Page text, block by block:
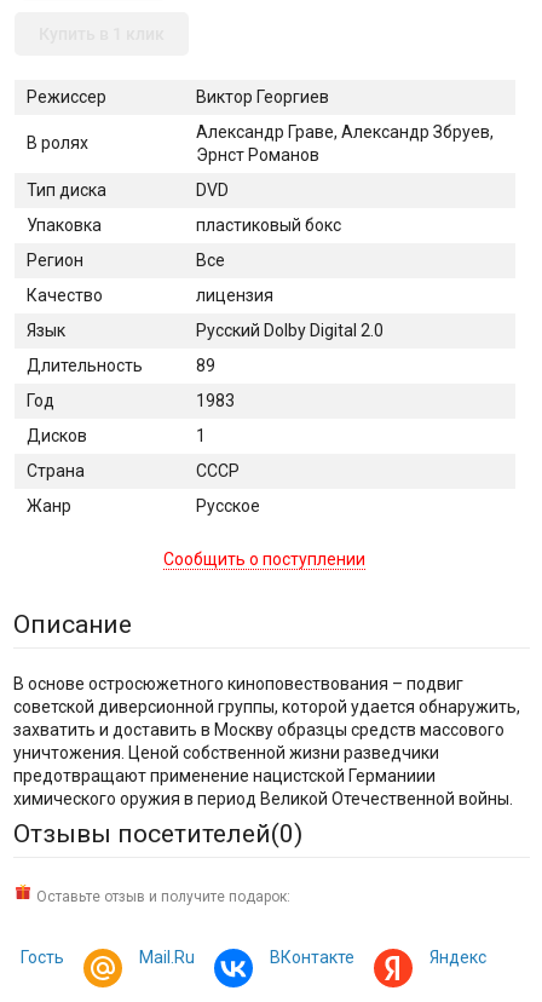
Режиссер Виктор Георгиев
В ролях
Александр Граве, Александр Збруев,
Эрнст Романов
Тип диска
DVD
Упаковка
пластиковый бокс
Регион
Все
Качество
лицензия
Язык
Русский Dolby Digital 2.0
Длительность
89
Год
1983
Дисков
1
Страна
СССР
Жанр
Русское
Сообщить о поступлении
Описание
В основе остросюжетного киноповествования – подвиг
советской диверсионной группы, которой удается обнаружить,
захватить и доставить в Москву образцы средств массового
уничтожения. Ценой собственной жизни разведчики
предотвращают применение нацистской Германиии
химического оружия в период Великой Отечественной войны.
Отзывы посетителей(0)
Оставьте отзыв и получите подарок:
Гость Mail.Ru ВКонтакте Яндекс